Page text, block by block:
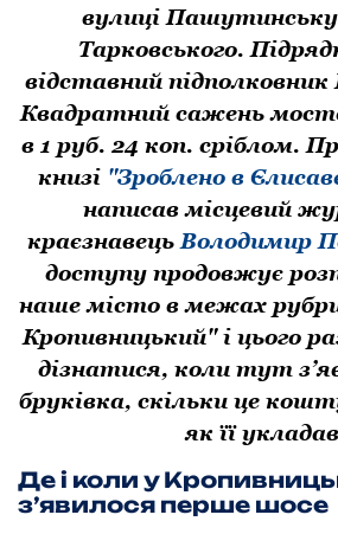
вулиці Пашутинську
Тарковського.
відставний
Квадратний сажень
в 1 руб. 24 кoп. сріблoм.
книзі "Зроблено в
написав місцевий
краєзнавець Володимир
доступу продовжує
наше місто в межах
Кропивницький" і цього
дізнатися, коли тут
бруківка, скільки це
як її
Де і коли у
з’явилося перше шосе